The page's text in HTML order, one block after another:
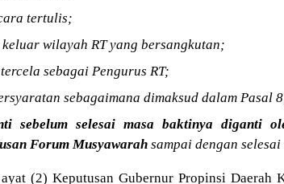
tertulis;
wilayah RT yang bersangkutan;
sebagai Pengurus RT;
sebagaimana dimaksud dalam Pasal
sebelum selesai masa baktinya diganti
Forum Musyawarahsampai dengan selesai
(2) Keputusan Gubernur Propinsi Daerah